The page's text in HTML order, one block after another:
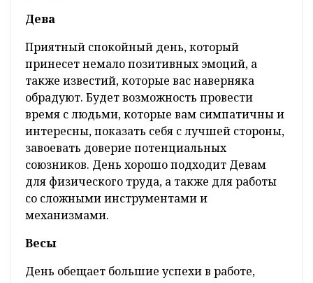
Дева
Приятный спокойный день, который
принесет немало позитивных эмоций, а
также известий, которые вас наверняка
обрадуют. Будет возможность провести
время с людьми, которые вам симпатичны и
интересны, показать себя с лучшей стороны,
завоевать доверие потенциальных
союзников. День хорошо подходит Девам
для физического труда, а также для работы
со сложными инструментами и
механизмами.
Весы
День обещает большие успехи в работе,